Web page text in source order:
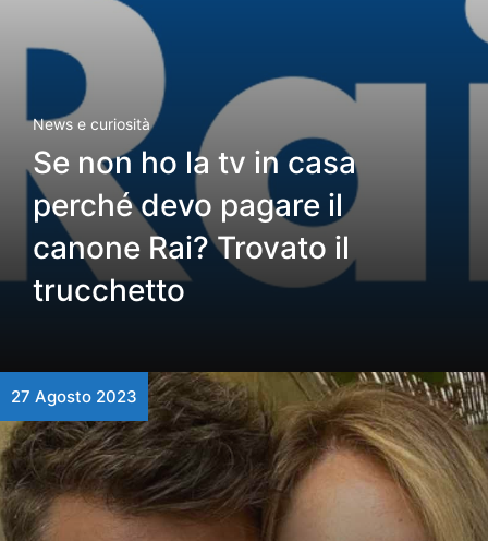
News e curiosità
Se non ho la tv in casa
perché devo pagare il
canone Rai? Trovato il
trucchetto
27 Agosto 2023